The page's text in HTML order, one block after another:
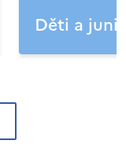
Děti a